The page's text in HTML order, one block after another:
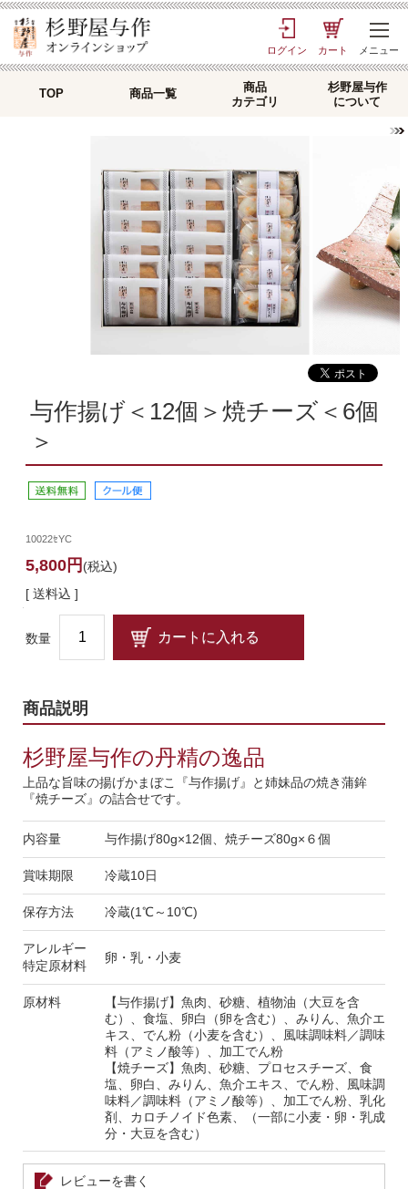
ログイン カート メニュー
TOP 商品一覧
商品
カテゴリ
杉野屋与作
について
与作揚げ＜12個＞焼チーズ＜6個
＞
10022ｾYC
5,800円 (税込)
[ 送料込 ]
数量
商品説明
杉野屋与作の丹精の逸品
上品な旨味の揚げかまぼこ『与作揚げ』と姉妹品の焼き蒲鉾
『焼チーズ』の詰合せです。
内容量 与作揚げ80g×12個、焼チーズ80g×６個
賞味期限 冷蔵10日
保存方法 冷蔵(1℃～10℃)
アレルギー
特定原材料
卵・乳・小麦
原材料
【与作揚げ】魚肉、砂糖、植物油（大豆を含
む）、食塩、卵白（卵を含む）、みりん、魚介エ
キス、でん粉（小麦を含む）、風味調味料／調味
料（アミノ酸等）、加工でん粉
【焼チーズ】魚肉、砂糖、プロセスチーズ、食
塩、卵白、みりん、魚介エキス、でん粉、風味調
味料／調味料（アミノ酸等）、加工でん粉、乳化
剤、カロチノイド色素、（一部に小麦・卵・乳成
分・大豆を含む）
レビューを書く